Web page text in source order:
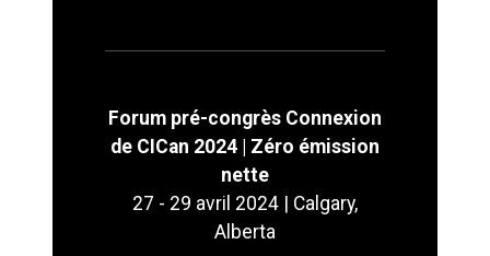
Forum pré-congrès Connexion
de CICan 2024 | Zéro émission
nette
27 - 29 avril 2024 | Calgary,
Alberta